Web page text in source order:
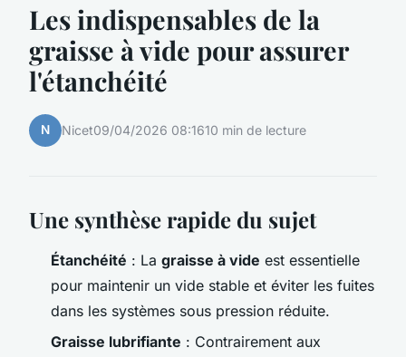
Les indispensables de la
graisse à vide pour assurer
l'étanchéité
N Nicet09/04/2026 08:1610 min de lecture
Une synthèse rapide du sujet
Étanchéité : La graisse à vide est essentielle
pour maintenir un vide stable et éviter les fuites
dans les systèmes sous pression réduite.
Graisse lubrifiante : Contrairement aux